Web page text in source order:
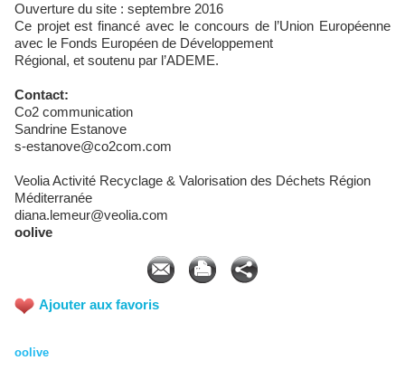
Ouverture du site : septembre 2016
Ce projet est financé avec le concours de l’Union Européenne
avec le Fonds Européen de Développement
Régional, et soutenu par l’ADEME.
Contact:
Co2 communication
Sandrine Estanove
s-estanove@co2com.com
Veolia Activité Recyclage & Valorisation des Déchets Région
Méditerranée
diana.lemeur@veolia.com
oolive
Ajouter aux favoris
oolive